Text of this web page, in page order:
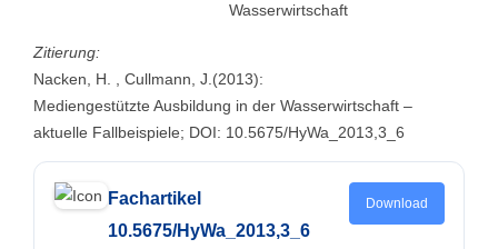
Wasserwirtschaft
Zitierung:
Nacken, H. , Cullmann, J.(2013):
Mediengestützte Ausbildung in der Wasserwirtschaft –
aktuelle Fallbeispiele; DOI: 10.5675/HyWa_2013,3_6
Fachartikel
10.5675/HyWa_2013,3_6
Download